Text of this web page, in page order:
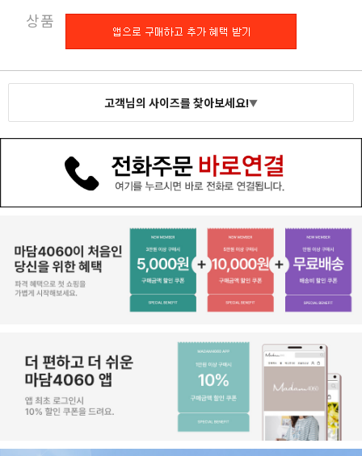
상품 구니
고객님의 사이즈를 찾아보세요!▼